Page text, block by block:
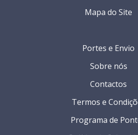
Portes e Envio
Sobre nós
Contactos
Termos e
Programa de
Mapa do Site